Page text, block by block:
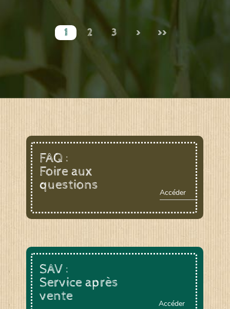
1 2 3 > >>
FAQ :
Foire aux
questions
Accéder
SAV :
Service après
vente
Accéder